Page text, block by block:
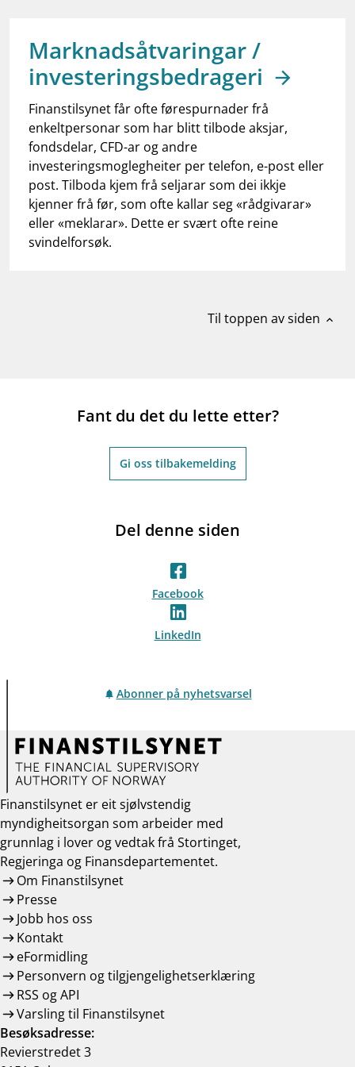
dashboardInformasjon for investorer
notifications_noneAbonner på nyhetsvarsel
Marknadsåtvaringar /
investeringsbedrageri
Finanstilsynet får ofte førespurnader frå
enkeltpersonar som har blitt tilbode aksjar,
fondsdelar, CFD-ar og andre
investeringsmoglegheiter per telefon, e-post eller
post. Tilboda kjem frå seljarar som dei ikkje
kjenner frå før, som ofte kallar seg «rådgivarar»
eller «meklarar». Dette er svært ofte reine
svindelforsøk.
Til toppen av siden expand_less
Fant du det du lette etter?
Gi oss tilbakemelding
Del denne siden
Facebook
LinkedIn
Abonner på nyhetsvarsel
Finanstilsynet er eit sjølvstendig
myndigheitsorgan som arbeider med
grunnlag i lover og vedtak frå Stortinget,
Regjeringa og Finansdepartementet.
Om Finanstilsynet
Presse
Jobb hos oss
Kontakt
eFormidling
Personvern og tilgjengelighetserklæring
RSS og API
Varsling til Finanstilsynet
Besøksadresse:
Revierstredet 3